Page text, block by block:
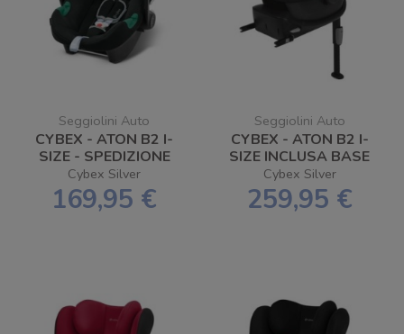
Seggiolini Auto
CYBEX - ATON B2 I-
SIZE - SPEDIZIONE
GRATUITA
Cybex Silver
169,95 €
Seggiolini Auto
CYBEX - ATON B2 I-
SIZE INCLUSA BASE
ONE - SPEDIZIONE
GRATUITA
Cybex Silver
259,95 €